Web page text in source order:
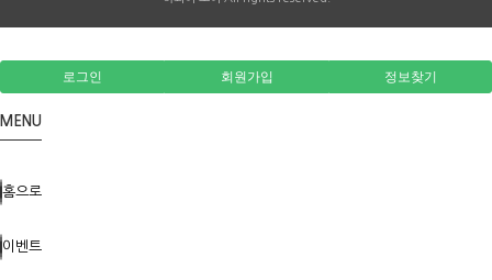
로그인 회원가입 정보찾기
MENU
홈으로
이벤트